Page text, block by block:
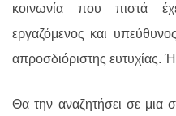
κοινωνία που πιστά
εργαζόμενος και
απροσδιόριστης ευτυχίας.
Θα την αναζητήσει σε